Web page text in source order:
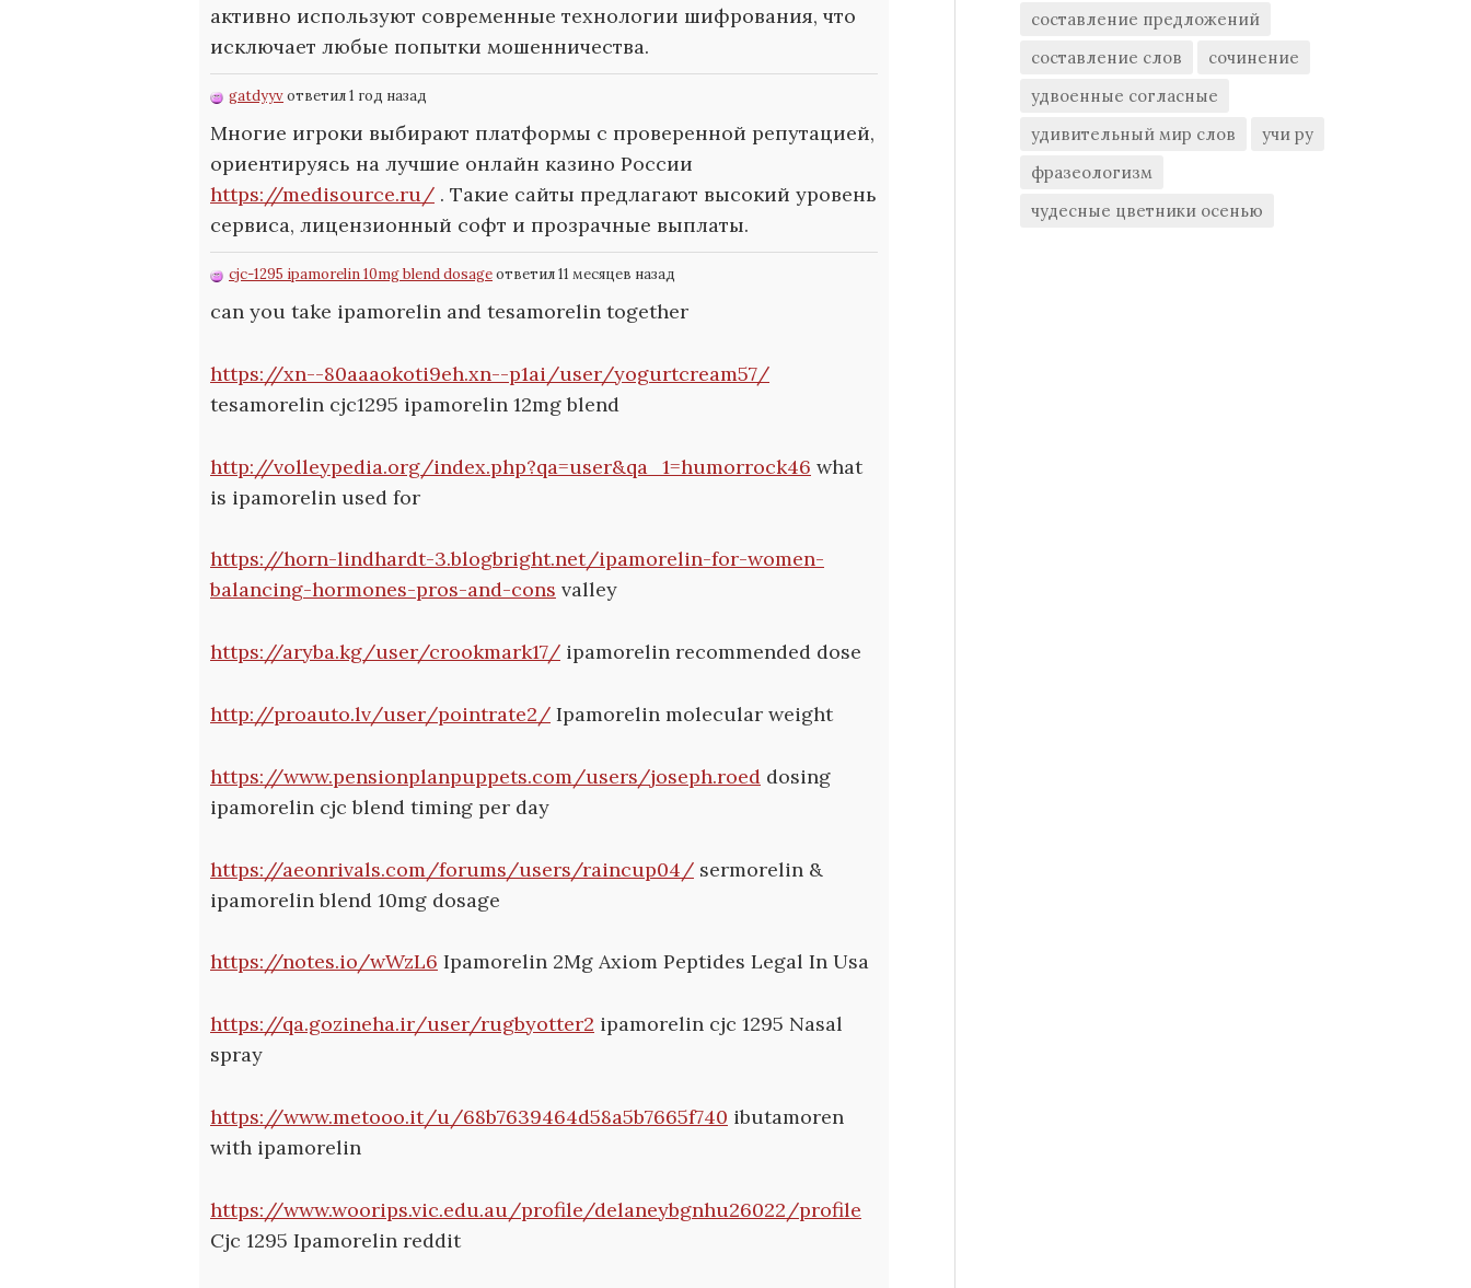
активно используют современные технологии шифрования, что
исключает любые попытки мошенничества.
gatdyyvответил 1 год назад
Многие игроки выбирают платформы с проверенной репутацией,
ориентируясь на лучшие онлайн казино России
https://medisource.ru/ . Такие сайты предлагают высокий уровень
сервиса, лицензионный софт и прозрачные выплаты.
cjc-1295 ipamorelin 10mg blend dosageответил 11 месяцев назад
can you take ipamorelin and tesamorelin together
https://xn--80aaaokoti9eh.xn--p1ai/user/yogurtcream57/
tesamorelin cjc1295 ipamorelin 12mg blend
http://volleypedia.org/index.php?qa=user&qa_1=humorrock46 what
is ipamorelin used for
https://horn-lindhardt-3.blogbright.net/ipamorelin-for-women-
balancing-hormones-pros-and-cons valley
https://aryba.kg/user/crookmark17/ ipamorelin recommended dose
http://proauto.lv/user/pointrate2/ Ipamorelin molecular weight
https://www.pensionplanpuppets.com/users/joseph.roed dosing
ipamorelin cjc blend timing per day
https://aeonrivals.com/forums/users/raincup04/ sermorelin &
ipamorelin blend 10mg dosage
https://notes.io/wWzL6 Ipamorelin 2Mg Axiom Peptides Legal In Usa
https://qa.gozineha.ir/user/rugbyotter2 ipamorelin cjc 1295 Nasal
spray
https://www.metooo.it/u/68b7639464d58a5b7665f740 ibutamoren
with ipamorelin
https://www.woorips.vic.edu.au/profile/delaneybgnhu26022/profile
Cjc 1295 Ipamorelin reddit
составление предложений
составление слов
сочинение
удвоенные согласные
удивительный мир слов
учи ру
фразеологизм
чудесные цветники осенью